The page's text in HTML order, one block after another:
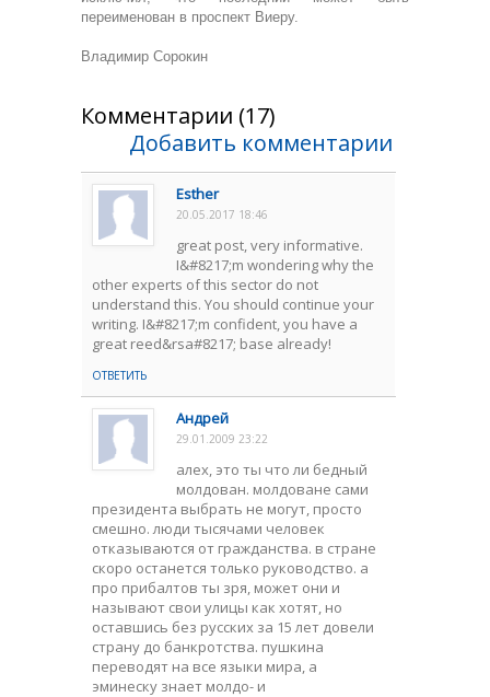
переименован в проспект Виеру.
Владимир Сорокин
Комментарии (17)
Добавить комментарии
Esther
20.05.2017 18:46
great post, very informative.
I&#8217;m wondering why the
other experts of this sector do not
understand this. You should continue your
writing. I&#8217;m confident, you have a
great reed&rsa#8217; base already!
ОТВЕТИТЬ
Андрей
29.01.2009 23:22
алех, это ты что ли бедный
молдован. молдоване сами
президента выбрать не могут, просто
смешно. люди тысячами человек
отказываются от гражданства. в стране
скоро останется только руководство. а
про прибалтов ты зря, может они и
называют свои улицы как хотят, но
оставшись без русских за 15 лет довели
страну до банкротства. пушкина
переводят на все языки мира, а
эминеску знает молдо- и